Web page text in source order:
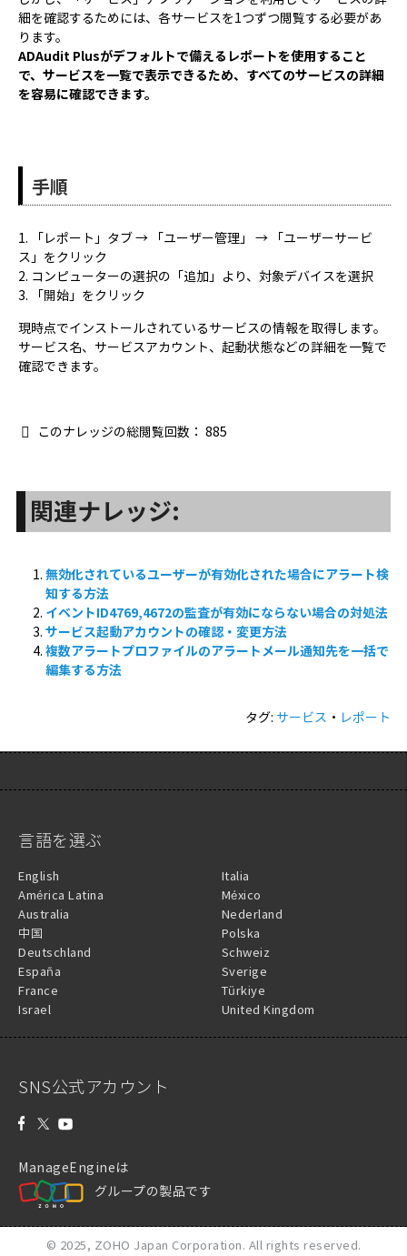
細を確認するためには、各サービスを1つずつ閲覧する必要があ
ります。
ADAudit Plusがデフォルトで備えるレポートを使用すること
で、サービスを一覧で表示できるため、すべてのサービスの詳細
を容易に確認できます。
手順
1. 「レポート」タブ → 「ユーザー管理」 → 「ユーザーサービ
ス」をクリック
2. コンピューターの選択の「追加」より、対象デバイスを選択
3. 「開始」をクリック
現時点でインストールされているサービスの情報を取得します。
サービス名、サービスアカウント、起動状態などの詳細を一覧で
確認できます。
このナレッジの総閲覧回数： 885
関連ナレッジ:
無効化されているユーザーが有効化された場合にアラート検
知する方法
イベントID4769,4672の監査が有効にならない場合の対処法
サービス起動アカウントの確認・変更方法
複数アラートプロファイルのアラートメール通知先を一括で
編集する方法
タグ: サービス ・ レポート
言語を選ぶ
English
América Latina
Australia
中国
Deutschland
España
France
Israel
Italia
México
Nederland
Polska
Schweiz
Sverige
Türkiye
United Kingdom
SNS公式アカウント
ManageEngineは
グループの製品です
© 2025, ZOHO Japan Corporation. All rights reserved.